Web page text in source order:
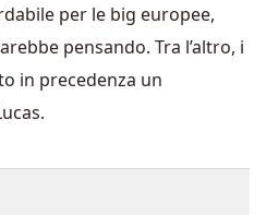
per le big europee,
pensando. Tra l’altro, i
in precedenza un